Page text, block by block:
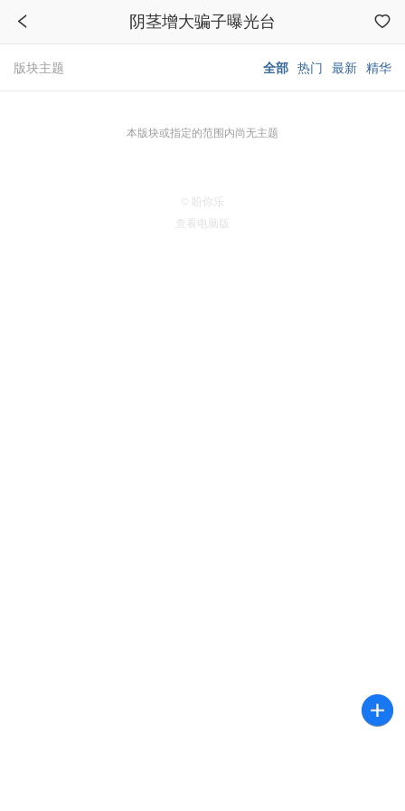
阴茎增大骗子曝光台
版块主题 全部 热门 最新 精华
本版块或指定的范围内尚无主题
© 盼你乐
查看电脑版